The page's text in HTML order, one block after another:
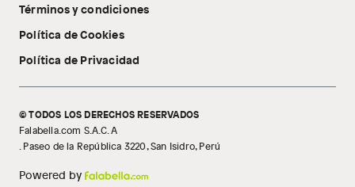
Tecnología Pillow Walk
Libro de reclamaciones
Términos y condiciones
Política de Cookies
Política de Privacidad
© TODOS LOS DERECHOS RESERVADOS
Falabella.com S.A.C. A
. Paseo de la República 3220, San Isidro, Perú
Powered by